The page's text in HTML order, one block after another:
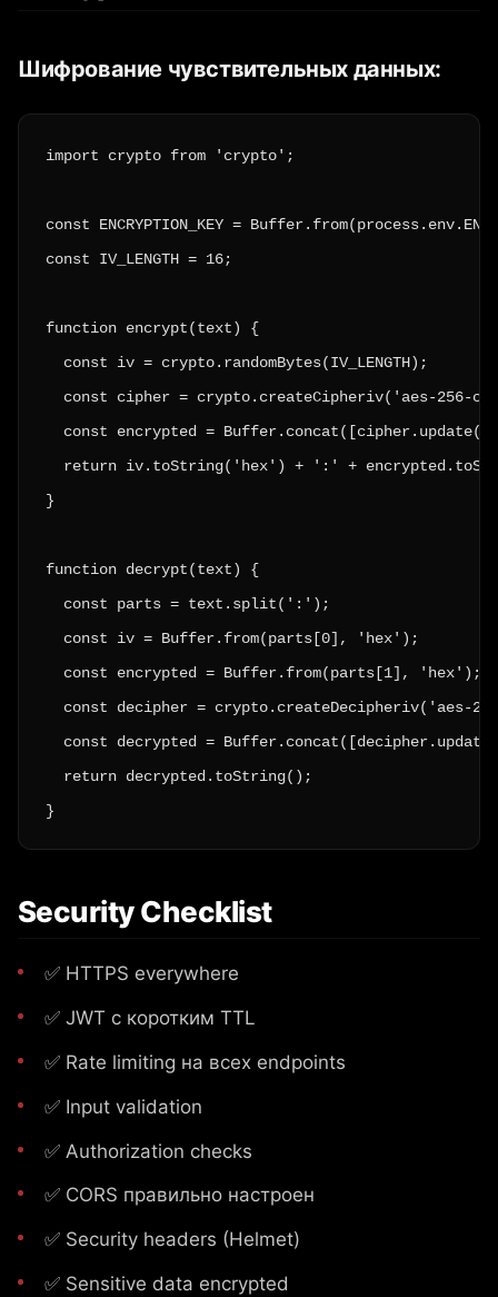
Шифрование чувствительных данных:
import crypto from 'crypto';
const ENCRYPTION_KEY =
const IV_LENGTH = 16;
function encrypt(text) {
  const iv = crypto.randomBytes(IV_LENGTH);
const cipher = crypto.createCipheriv('aes-256-
const encrypted =
return iv.toString('hex') + ':' +
}
function decrypt(text) {
  const parts = text.split(':');
  const iv = Buffer.from(parts[0], 'hex');
  const encrypted = Buffer.from(parts[1], 'hex');
const decipher = crypto.createDecipheriv('aes-
const decrypted =
  return decrypted.toString();
}
Security Checklist
✅ HTTPS everywhere
✅ JWT с коротким TTL
✅ Rate limiting на всех endpoints
✅ Input validation
✅ Authorization checks
✅ CORS правильно настроен
✅ Security headers (Helmet)
✅ Sensitive data encrypted